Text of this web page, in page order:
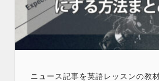
ニュース記事を英語レッスンの教